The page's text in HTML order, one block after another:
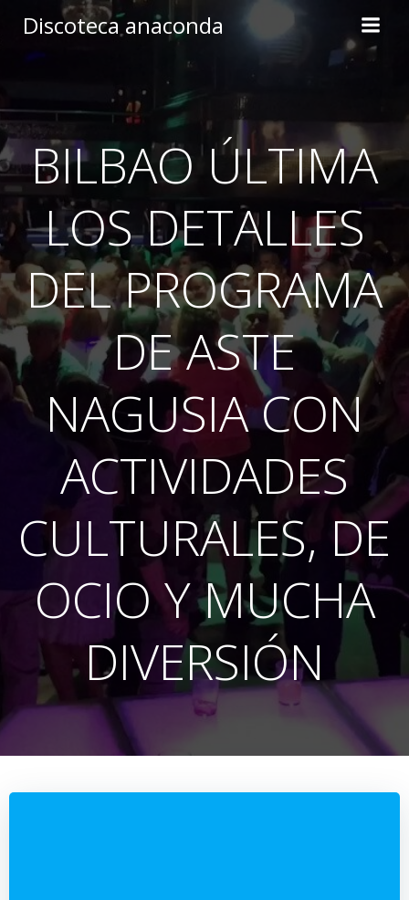
to
Discoteca anaconda
BILBAO ÚLTIMA
LOS DETALLES
DEL PROGRAMA
DE ASTE
NAGUSIA CON
ACTIVIDADES
CULTURALES, DE
OCIO Y MUCHA
DIVERSIÓN